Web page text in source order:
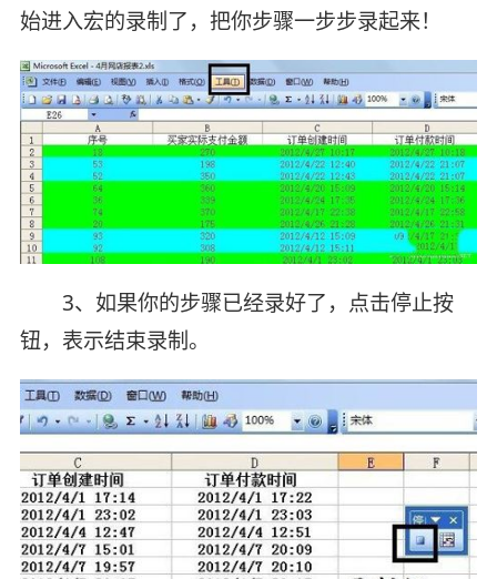
始进入宏的录制了，把你步骤一步步录起来！
3、如果你的步骤已经录好了，点击停止按
钮，表示结束录制。